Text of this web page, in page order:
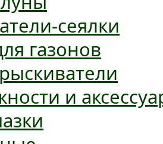
сеялки
газонов
и